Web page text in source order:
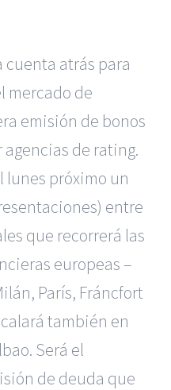
cuenta atrás para
mercado de
emisión de bonos
de rating.
lunes próximo un
entre
que recorrerá las
europeas –
París, Fráncfort
también en
Será el
de deuda que